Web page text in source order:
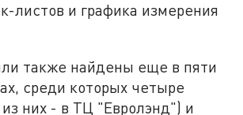
листов и графика измерения
также найдены еще в пяти
среди которых четыре
них - в ТЦ "Евролэнд") и